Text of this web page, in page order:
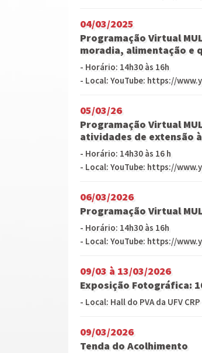
04/03/2025
Programação Virtual
moradia, alimentação e
- Horário: 14h30 às 16h
- Local: YouTube: https://
05/03/26
Programação Virtual
atividades de extensão
- Horário: 14h30 às 16 h
- Local: YouTube: https://
06/03/2026
Programação Virtual
- Horário: 14h30 às 16h
- Local: YouTube: https://
09/03 à 13/03/2026
Exposição Fotográfica:
- Local: Hall do PVA da UFV CRP
09/03/2026
Tenda do Acolhimento